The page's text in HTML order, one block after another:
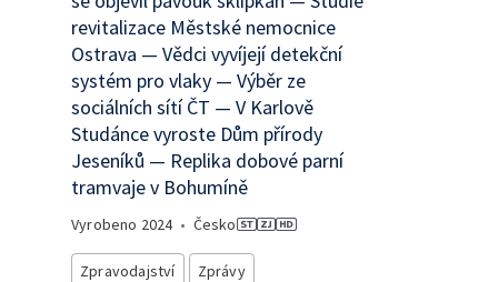
revitalizace Městské nemocnice
Ostrava — Vědci vyvíjejí detekční
systém pro vlaky — Výběr ze
sociálních sítí ČT — V Karlově
Studánce vyroste Dům přírody
Jeseníků — Replika dobové parní
tramvaje v Bohumíně
Vyrobeno 2024• Česko
Zpravodajství
Zprávy